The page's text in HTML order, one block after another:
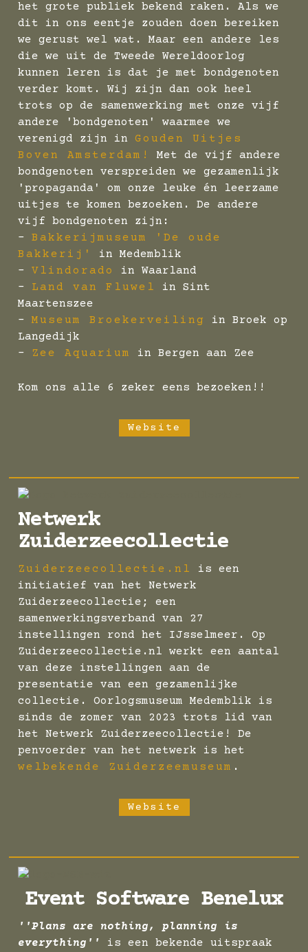
het grote publiek bekend raken. Als we
dit in ons eentje zouden doen bereiken
we gerust wel wat. Maar een andere les
die we uit de Tweede Wereldoorlog
kunnen leren is dat je met bondgenoten
verder komt. Wij zijn dan ook heel
trots op de samenwerking met onze vijf
andere 'bondgenoten' waarmee we
verenigd zijn in Gouden Uitjes
Boven Amsterdam!
Met de vijf andere
bondgenoten verspreiden we gezamenlijk
'propaganda' om onze leuke én leerzame
uitjes te komen bezoeken. De andere
vijf bondgenoten zijn:
- Bakkerijmuseum 'De oude
Bakkerij'
in Medemblik
- Vlindorado
in Waarland
- Land van Fluwel
in Sint
Maartenszee
- Museum Broekerveiling
in Broek op
Langedijk
-
Zee Aquarium in Bergen aan Zee
Kom ons alle 6 zeker eens bezoeken!!
Website
Netwerk
Zuiderzeecollectie
Zuiderzeecollectie.nl
is een
initiatief van het Netwerk
Zuiderzeecollectie; een
samenwerkingsverband van 27
instellingen rond het IJsselmeer. Op
Zuiderzeecollectie.nl werkt een aantal
van deze instellingen aan de
presentatie van een gezamenlijke
collectie. Oorlogsmuseum Medemblik is
sinds de zomer van 2023 trots lid van
het Netwerk Zuiderzeecollectie! De
penvoerder van het netwerk is het
welbekende Zuiderzeemuseum .
Website
Event Software Benelux
''Plans are nothing, planning is
everything''
is een bekende uitspraak